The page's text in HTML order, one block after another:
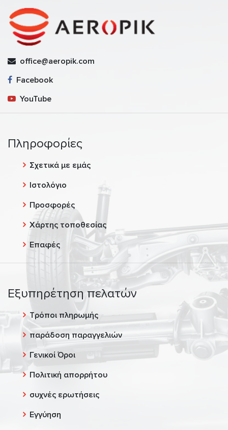
office@aeropik.com
Facebook
YouTube
Πληροφορίες
Σχετικά με εμάς
Ιστολόγιο
Προσφορές
Χάρτης τοποθεσίας
Επαφές
Εξυπηρέτηση πελατών
Τρόποι πληρωμής
παράδοση παραγγελιών
Γενικοί Όροι
Πολιτική απορρήτου
συχνές ερωτήσεις
Εγγύηση